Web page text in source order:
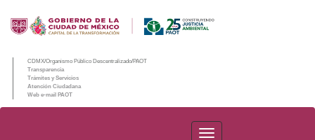
CDMX/Organismo Público Descentralizado/PAOT
Transparencia
Trámites y Servicios
Atención Ciudadana
Web e-mail PAOT
PAOT